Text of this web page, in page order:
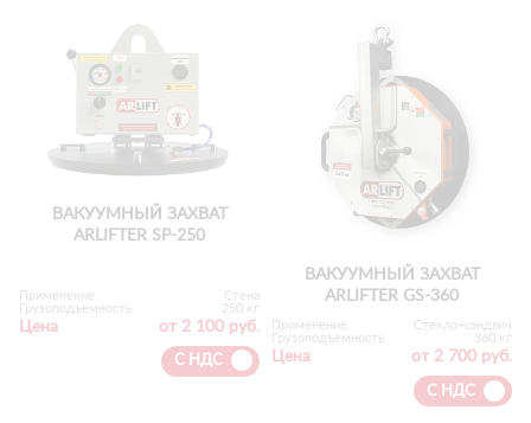
ВАКУУМНЫЙ ЗАХВАТ
ARLIFTER SP-250
Применение
Стена
Грузоподъемность
250 кг
Цена от 2 100 руб.
С НДС
ВАКУУМНЫЙ ЗАХВАТ
ARLIFTER GS-360
Применение
Стекло+сэндвич
Грузоподъемность
360 кг
Цена от 2 700 руб.
С НДС